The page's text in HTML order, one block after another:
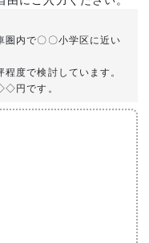
圏内で〇〇小学区に近い
度で検討しています。
円です。